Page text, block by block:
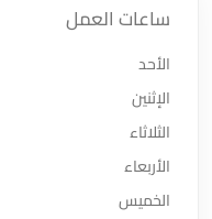
ساعات العمل
الأحد
الإثنين
الثلاثاء
الأربعاء
الخميس